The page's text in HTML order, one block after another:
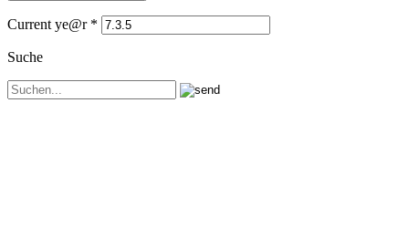
Current ye@r *
Suche